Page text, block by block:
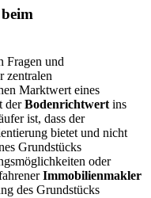
Fragen und
zentralen
Marktwert eines
derBodenrichtwert ins
ist, dass der
bietet und nicht
Grundstücks
oder
Immobilienmakler
des Grundstücks